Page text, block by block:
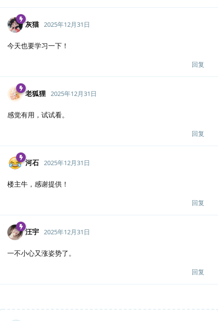
灰猫 2025年12月31日
今天也要学习一下！
回复
老狐狸 2025年12月31日
感觉有用，试试看。
回复
河石 2025年12月31日
楼主牛，感谢提供！
回复
汪宇 2025年12月31日
一不小心又涨姿势了。
回复